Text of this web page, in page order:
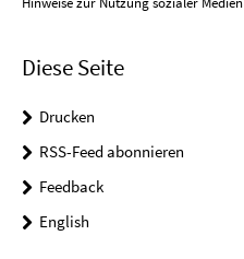
Diese Seite
Drucken
RSS-Feed abonnieren
Feedback
English